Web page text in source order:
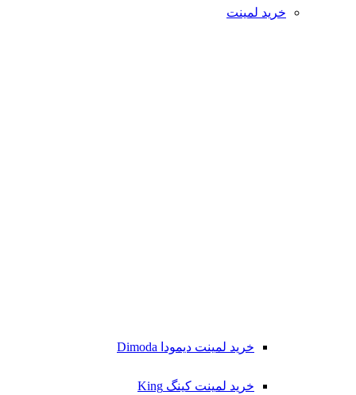
خرید لمینت
خرید لمینت دیمودا Dimoda
خرید لمینت کینگ King